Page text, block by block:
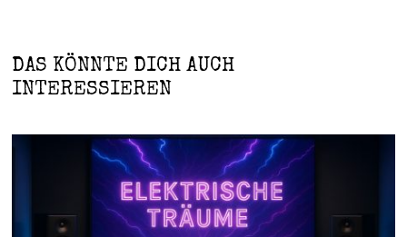
DAS KÖNNTE DICH AUCH
INTERESSIEREN